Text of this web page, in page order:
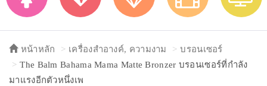
หน้าหลัก เครื่องสำอางค์, ความงาม
บรอนเซอร์
The Balm Bahama Mama Matte Bronzer บรอนเซอร์ที่กำลัง
มาแรงอีกตัวหนึ่งเพ